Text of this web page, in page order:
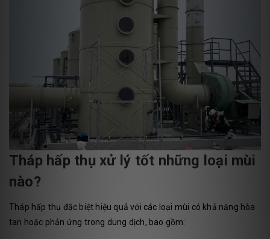
Tháp hấp thụ xử lý tốt những loại mùi
nào?
Tháp hấp thụ đặc biệt hiệu quả với các loại mùi có khả năng hòa
tan hoặc phản ứng trong dung dịch, bao gồm: